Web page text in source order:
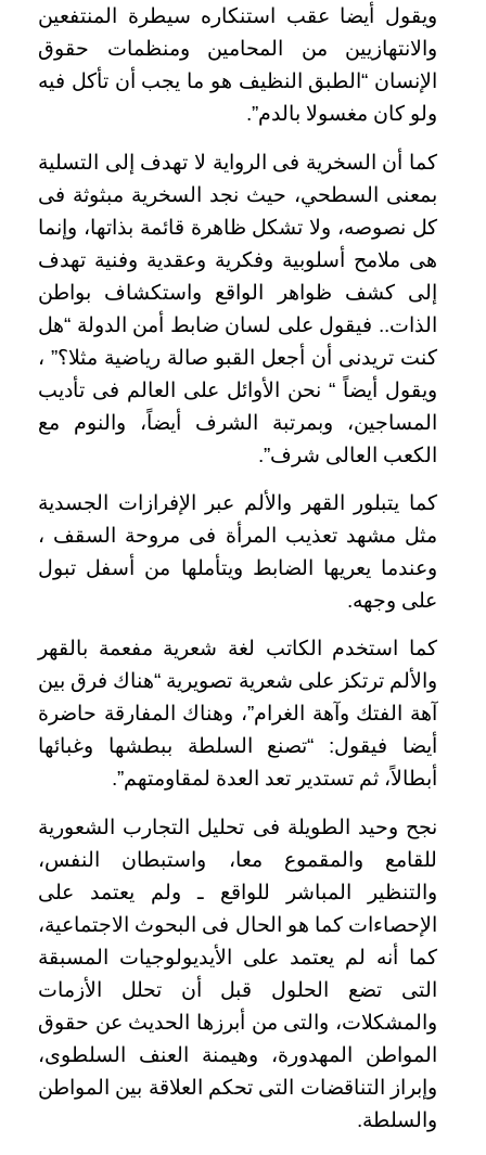
ويقول أيضا عقب استنكاره سيطرة المنتفعين
والانتهازيين من المحامين ومنظمات حقوق
الإنسان “الطبق النظيف هو ما يجب أن تأكل فيه
ولو كان مغسولا بالدم”.
كما أن السخرية فى الرواية لا تهدف إلى التسلية
بمعنى السطحي، حيث نجد السخرية مبثوثة فى
كل نصوصه، ولا تشكل ظاهرة قائمة بذاتها، وإنما
هى ملامح أسلوبية وفكرية وعقدية وفنية تهدف
إلى كشف ظواهر الواقع واستكشاف بواطن
الذات.. فيقول على لسان ضابط أمن الدولة “هل
كنت تريدنى أن أجعل القبو صالة رياضية مثلا؟” ،
ويقول أيضاً “ نحن الأوائل على العالم فى تأديب
المساجين، وبمرتبة الشرف أيضاً، والنوم مع
الكعب العالى شرف”.
كما يتبلور القهر والألم عبر الإفرازات الجسدية
مثل مشهد تعذيب المرأة فى مروحة السقف ،
وعندما يعريها الضابط ويتأملها من أسفل تبول
على وجهه.
كما استخدم الكاتب لغة شعرية مفعمة بالقهر
والألم ترتكز على شعرية تصويرية “هناك فرق بين
آهة الفتك وآهة الغرام”، وهناك المفارقة حاضرة
أيضا فيقول: “تصنع السلطة ببطشها وغبائها
أبطالاً، ثم تستدير تعد العدة لمقاومتهم”.
نجح وحيد الطويلة فى تحليل التجارب الشعورية
للقامع والمقموع معا، واستبطان النفس،
والتنظير المباشر للواقع ـ ولم يعتمد على
الإحصاءات كما هو الحال فى البحوث الاجتماعية،
كما أنه لم يعتمد على الأيديولوجيات المسبقة
التى تضع الحلول قبل أن تحلل الأزمات
والمشكلات، والتى من أبرزها الحديث عن حقوق
المواطن المهدورة، وهيمنة العنف السلطوى،
وإبراز التناقضات التى تحكم العلاقة بين المواطن
والسلطة.